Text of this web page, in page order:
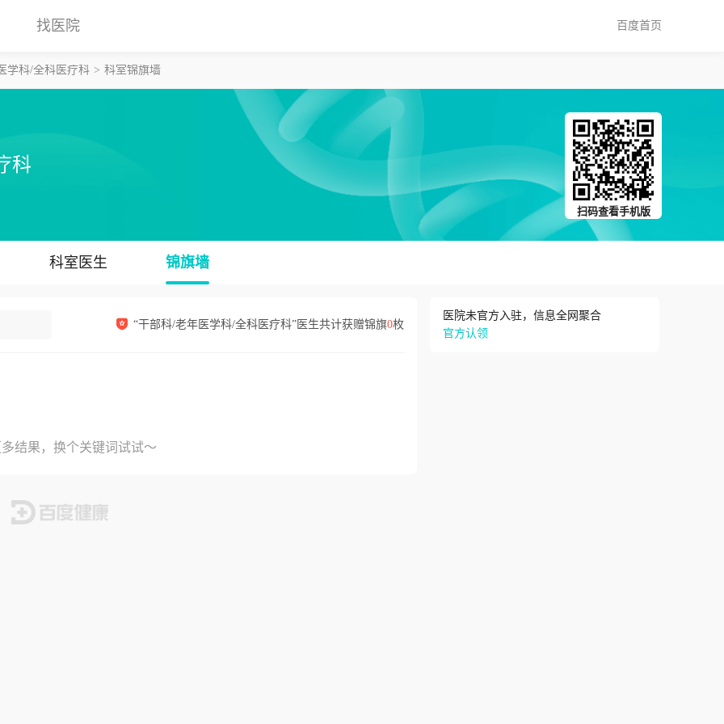
找医院 百度首页
学科/全科医疗科 科室锦旗墙
科
扫码查看手机版
科室医生 锦旗墙
“干部科/老年医学科/全科医疗科”医生共计获赠锦旗0枚
结果，换个关键词试试～
医院未官方入驻，信息全网聚合
官方认领